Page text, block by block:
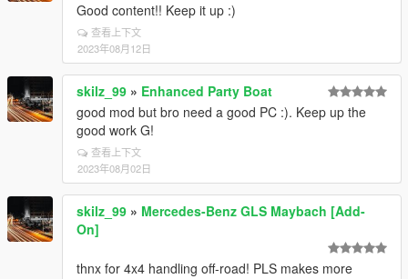
Good content!! Keep it up :)
查看上下文
2023年08月12日
skilz_99 » Enhanced Party Boat
good mod but bro need a good PC :). Keep up the
good work G!
查看上下文
2023年08月02日
skilz_99 » Mercedes-Benz GLS Maybach [Add-
On]
thnx for 4x4 handling off-road! PLS makes more